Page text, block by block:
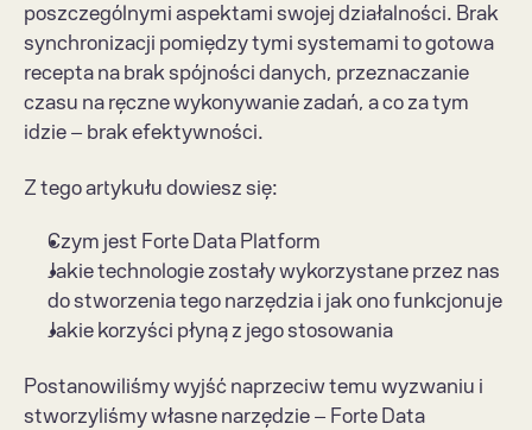
poszczególnymi aspektami swojej działalności. Brak
synchronizacji pomiędzy tymi systemami to gotowa
recepta na brak spójności danych, przeznaczanie
czasu na ręczne wykonywanie zadań, a co za tym
idzie – brak efektywności.
Z tego artykułu dowiesz się:
Czym jest Forte Data Platform
Jakie technologie zostały wykorzystane przez nas
do stworzenia tego narzędzia i jak ono funkcjonuje
Jakie korzyści płyną z jego stosowania
Postanowiliśmy wyjść naprzeciw temu wyzwaniu i
stworzyliśmy własne narzędzie – Forte Data